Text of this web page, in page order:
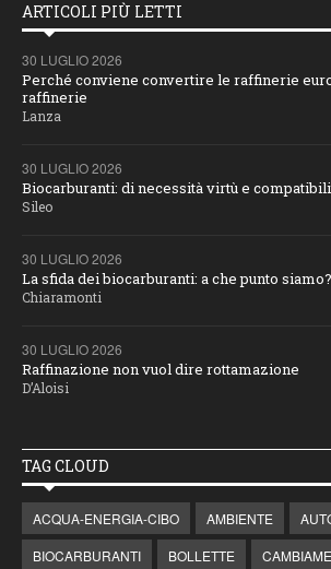
ARTICOLI PIÙ LETTI
30 LUGLIO 2026
Perché conviene convertire le raffinerie
raffinerie
Lanza
30 LUGLIO 2026
Biocarburanti: di necessità virtù e
Sileo
30 LUGLIO 2026
La sfida dei biocarburanti: a che punto siamo?
Chiaramonti
30 LUGLIO 2026
Raffinazione non vuol dire rottamazione
D’Aloisi
TAG CLOUD
ACQUA-ENERGIA-CIBO AMBIENTE
BIOCARBURANTI
BOLLETTE